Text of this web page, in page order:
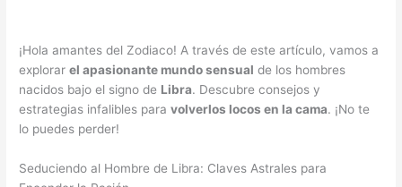
¡Hola amantes del Zodiaco! A través de este artículo, vamos a
explorarel apasionante mundo sensual de los hombres
nacidos bajo el signo de Libra. Descubre consejos y
estrategias infalibles paravolverlos locos en la cama. ¡No te
lo puedes perder!
Seduciendo al Hombre de Libra: Claves Astrales para